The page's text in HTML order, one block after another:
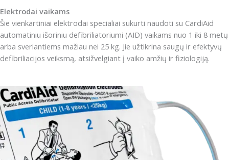
Elektrodai vaikams
Šie vienkartiniai elektrodai specialiai sukurti naudoti su CardiAid
automatiniu išoriniu defibriliatoriumi (AID) vaikams nuo 1 iki 8 metų
arba sveriantiems mažiau nei 25 kg. Jie užtikrina saugų ir efektyvų
defibriliacijos veiksmą, atsižvelgiant į vaiko amžių ir fiziologiją.